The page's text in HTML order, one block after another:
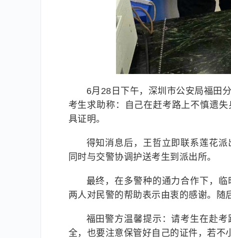
6月28日下午，深圳市公安局福田
考生求助称：自己在赶考路上不慎遗
具证明。
得知消息后，王哲立即联系莲花派
同时与交警协调护送考生到派出所。
最终，在多警种的通力合作下，
两人对民警的帮助表示由衷的感谢。随
福田警方温馨提示：请考生在赴
全，也要注意保管好自己的证件，若不